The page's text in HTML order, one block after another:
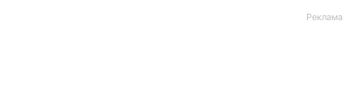
Реклама